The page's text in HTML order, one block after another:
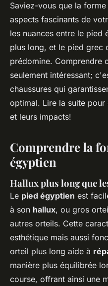
Saviez-vous que la
aspects fascinants de
les nuances entre le pied
plus long, et le pied grec
prédomine. Comprendre
seulement intéressant;
chaussures qui
optimal. Lire la suite
et leurs impacts!
Comprendre la
égyptien
Hallux plus long que
Le pied égyptien est
à son hallux, ou gros
autres orteils. Cette
esthétique mais aussi
orteil plus long aide à
manière plus équilibrée
course, offrant ainsi une